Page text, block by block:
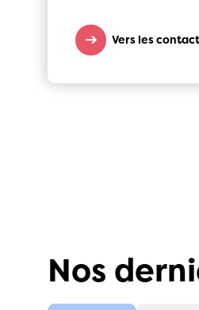
Vers les
Nos